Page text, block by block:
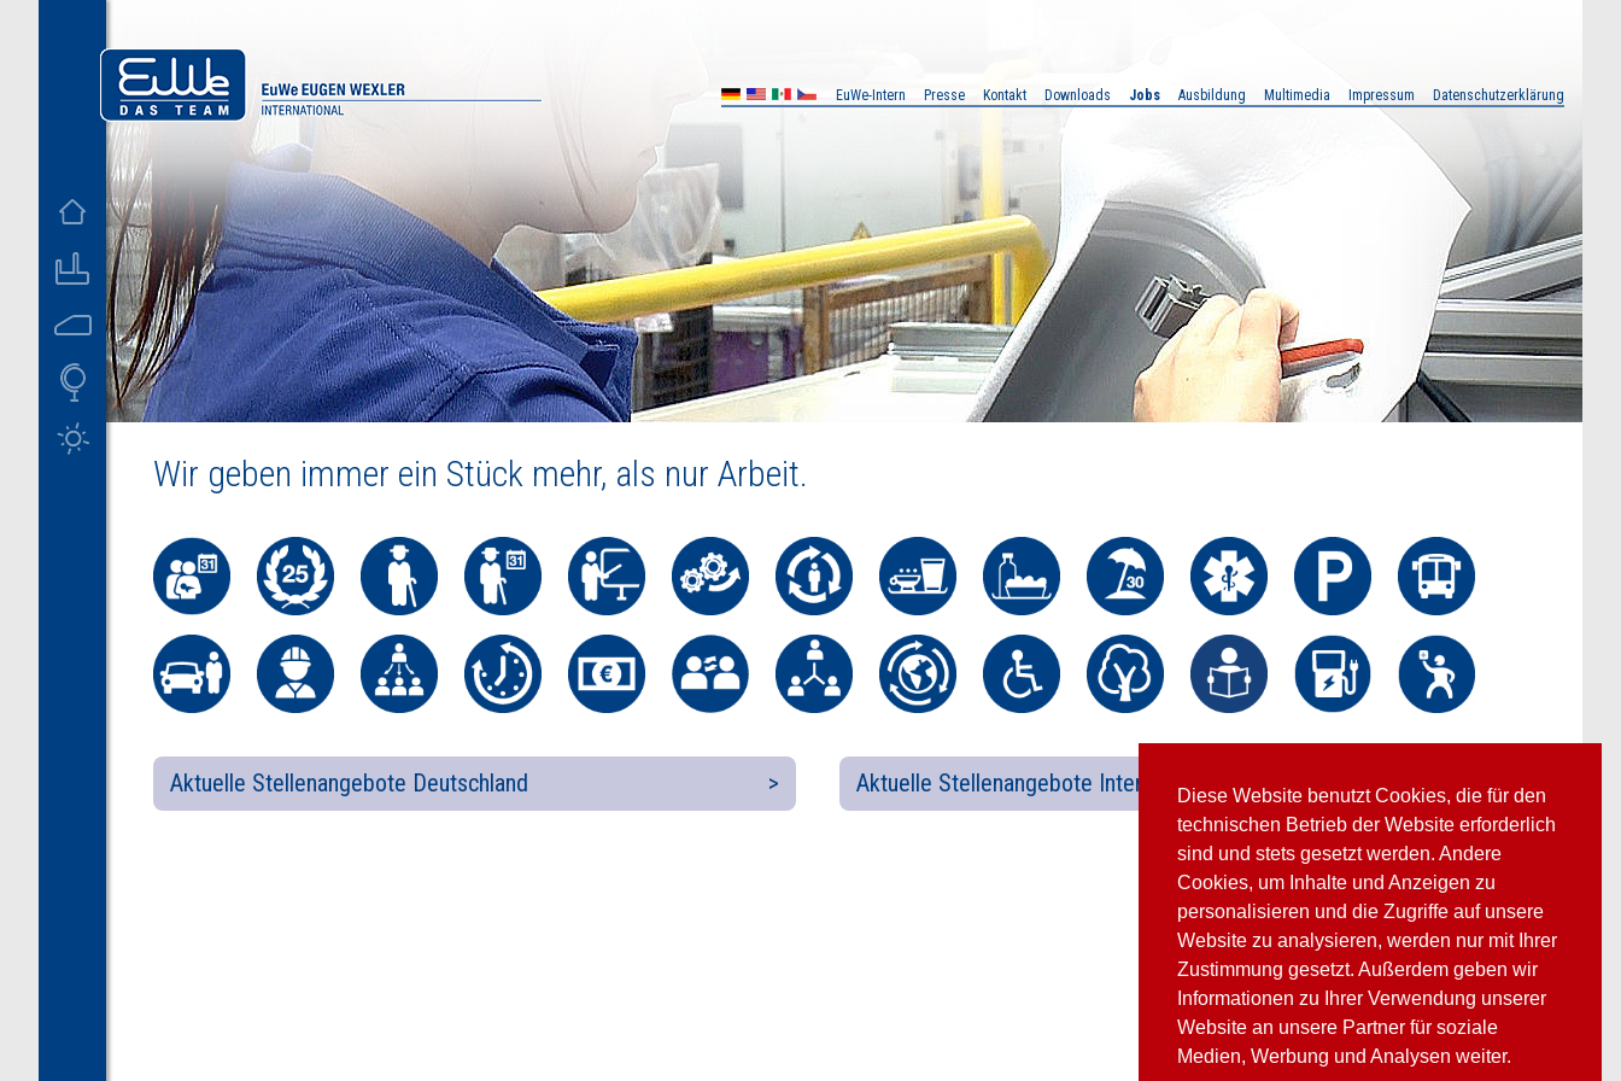
Diese Website benutzt Cookies, die für den
technischen Betrieb der Website erforderlich
sind und stets gesetzt werden. Andere
Cookies, um Inhalte und Anzeigen zu
personalisieren und die Zugriffe auf unsere
Website zu analysieren, werden nur mit Ihrer
Zustimmung gesetzt. Außerdem geben wir
Informationen zu Ihrer Verwendung unserer
Website an unsere Partner für soziale
Medien, Werbung und Analysen weiter.
Wir geben immer ein Stück mehr, als nur Arbeit.
Aktuelle Stellenangebote Deutschland Aktuelle Stellenangebote International
D US MX EuWe-Intern Presse Kontakt Downloads Jobs Ausbildung Multimedia Impressum Datenschutzerklärung